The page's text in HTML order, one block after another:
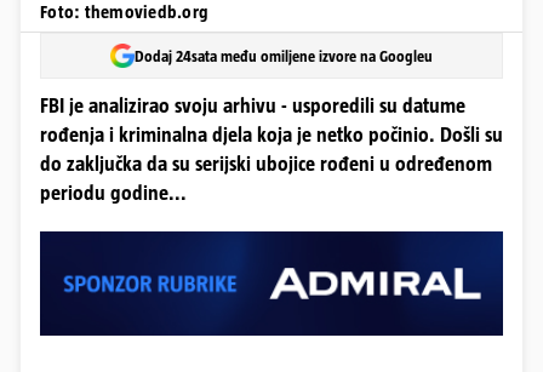
Foto: themoviedb.org
Dodaj 24sata među omiljene izvore na Googleu
FBI je analizirao svoju arhivu - usporedili su datume
rođenja i kriminalna djela koja je netko počinio. Došli su
do zaključka da su serijski ubojice rođeni u određenom
periodu godine...